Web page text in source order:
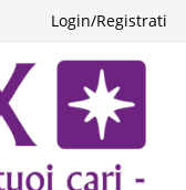
Login/Registrati